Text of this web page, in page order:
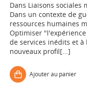
Dans Liaisons sociales
Dans un contexte de
ressources humaines
Optimiser
de services inédits et
nouveaux profil[...]
Ajouter au panier